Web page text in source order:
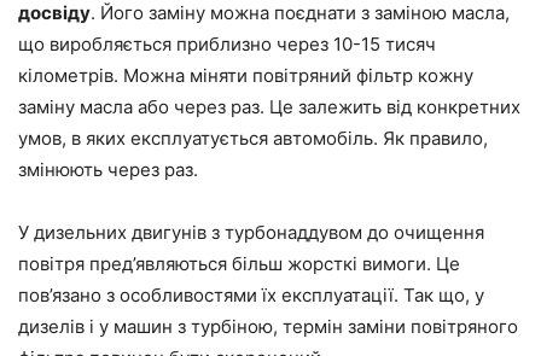
досвіду. Його заміну можна поєднати з заміною масла,
що виробляється приблизно через 10-15 тисяч
кілометрів. Можна міняти повітряний фільтр кожну
заміну масла або через раз. Це залежить від конкретних
умов, в яких експлуатується автомобіль. Як правило,
змінюють через раз.
У дизельних двигунів з турбонаддувом до очищення
повітря пред’являються більш жорсткі вимоги. Це
пов’язано з особливостями їх експлуатації. Так що, у
дизелів і у машин з турбіною, термін заміни повітряного